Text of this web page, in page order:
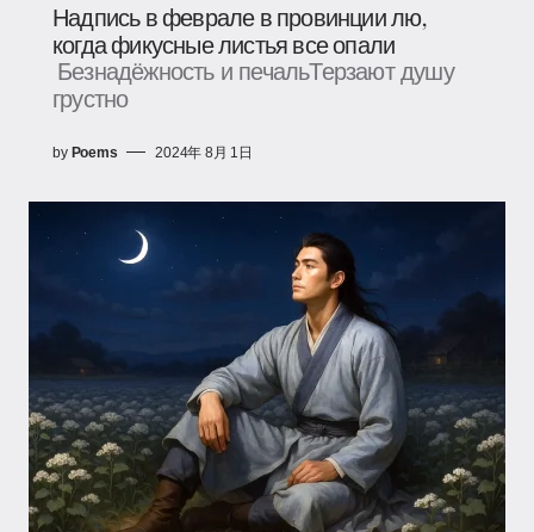
Надпись в феврале в провинции лю,
когда фикусные листья все опали
Безнадёжность и печальТерзают душу
грустно
by Poems 2024年 8月 1日